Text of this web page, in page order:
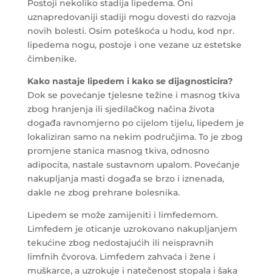
Postoji nekoliko stadija lipedema. Oni
uznapredovaniji stadiji mogu dovesti do razvoja
novih bolesti. Osim poteškoća u hodu, kod npr.
lipedema nogu, postoje i one vezane uz estetske
čimbenike.
Kako nastaje lipedem i kako se dijagnosticira?
Dok se povećanje tjelesne težine i masnog tkiva
zbog hranjenja ili sjedilačkog načina života
događa ravnomjerno po cijelom tijelu, lipedem je
lokaliziran samo na nekim područjima. To je zbog
promjene stanica masnog tkiva, odnosno
adipocita, nastale sustavnom upalom. Povećanje
nakupljanja masti događa se brzo i iznenada,
dakle ne zbog prehrane bolesnika.
Lipedem se može zamijeniti i limfedemom.
Limfedem je oticanje uzrokovano nakupljanjem
tekućine zbog nedostajućih ili neispravnih
limfnih čvorova. Limfedem zahvaća i žene i
muškarce, a uzrokuje i natečenost stopala i šaka